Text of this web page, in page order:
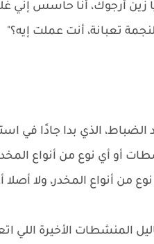
زين أرجوك، أنا حاسس إني
تعبانة، أنت عملت إيه؟"
الذي بدا جادًا في
أو أي نوع من أنواع
من أنواع المخدر، ولا
المنشطات الأخيرة اللي